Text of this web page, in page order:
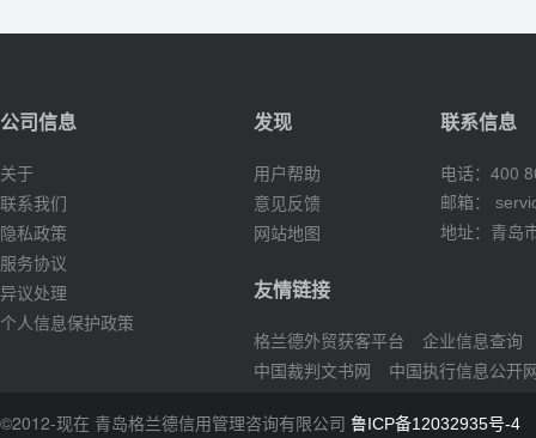
公司信息
关于
联系我们
隐私政策
服务协议
异议处理
个人信息保护政策
发现
用户帮助
意见反馈
网站地图
联系信息
电话：400
邮箱：
地址：青岛
友情链接
格兰德外贸获客平台
企业信息查询
中国裁判文书网
中国执行信息公开
©2012-现在 青岛格兰德信用管理咨询有限公司 鲁ICP备12032935号-4